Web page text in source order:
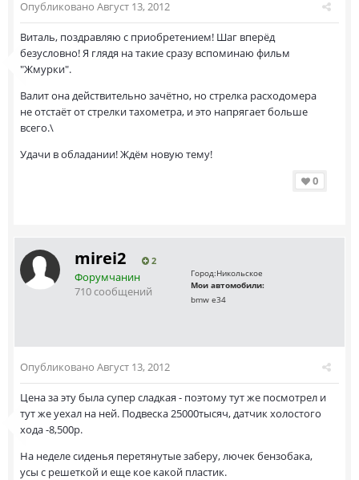
Опубликовано Август 13, 2012
Виталь, поздравляю с приобретением! Шаг вперёд
безусловно! Я глядя на такие сразу вспоминаю фильм
"Жмурки".
Валит она действительно зачётно, но стрелка расходомера
не отстаёт от стрелки тахометра, и это напрягает больше
всего.\
Удачи в обладании! Ждём новую тему!
0
mirei2 2
Форумчанин
710 сообщений
Город:Никольское
Мои автомобили:
bmw e34
Опубликовано Август 13, 2012
Цена за эту была супер сладкая - поэтому тут же посмотрел и
тут же уехал на ней. Подвеска 25000тысяч, датчик холостого
хода -8,500р.
На неделе сиденья перетянутые заберу, лючек бензобака,
усы с решеткой и еще кое какой пластик.